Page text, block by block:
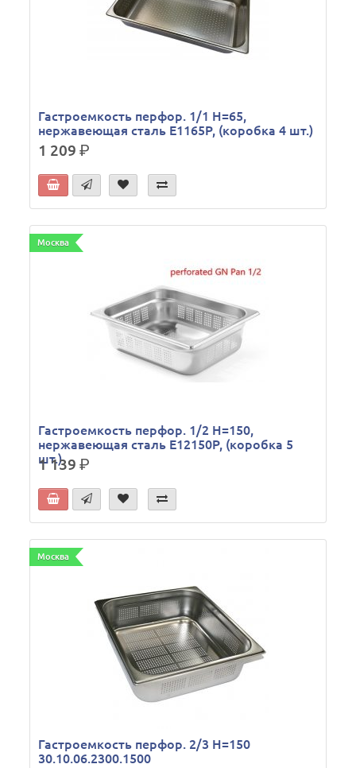
Гастроемкость перфор. 1/1 Н=65,
нержавеющая сталь E1165P, (коробка 4 шт.)
1 209р.
Москва
Гастроемкость перфор. 1/2 Н=150,
нержавеющая сталь E12150P, (коробка 5
шт.)
1 139р.
Москва
Гастроемкость перфор. 2/3 Н=150
30.10.06.2300.1500